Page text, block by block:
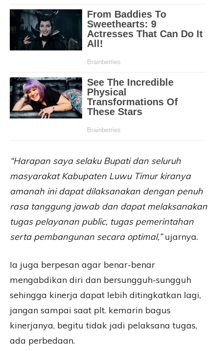
“Harapan saya selaku Bupati dan seluruh
masyarakat Kabupaten Luwu Timur kiranya
amanah ini dapat dilaksanakan dengan penuh
rasa tanggung jawab dan dapat melaksanakan
tugas pelayanan public, tugas pemerintahan
serta pembangunan secara optimal,”ujarnya.
Ia juga berpesan agar benar-benar
mengabdikan diri dan bersungguh-sungguh
sehingga kinerja dapat lebih ditingkatkan lagi,
jangan sampai saat plt. kemarin bagus
kinerjanya, begitu tidak jadi pelaksana tugas,
ada perbedaan.